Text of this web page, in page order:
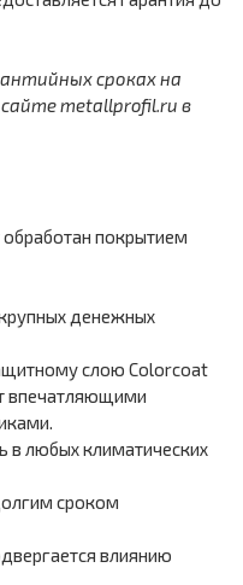
сроках на
metallprofil.ru в
покрытием
денежных
слою Colorcoat
впечатляющими
в любых климатических
сроком
влиянию